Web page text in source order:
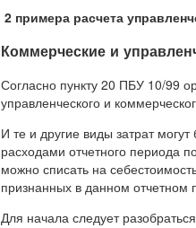
2 примера расчета
Коммерческие и
Согласно пункту 20 ПБУ 10/99
управленческого и
И те и другие виды затрат
расходами отчетного периода
можно списать на
признанных в данном отчетном
Для начала следует